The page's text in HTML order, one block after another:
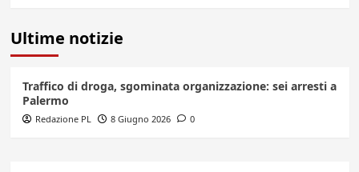
Ultime notizie
Traffico di droga, sgominata organizzazione: sei arresti a
Palermo
Redazione PL 8 Giugno 2026 0